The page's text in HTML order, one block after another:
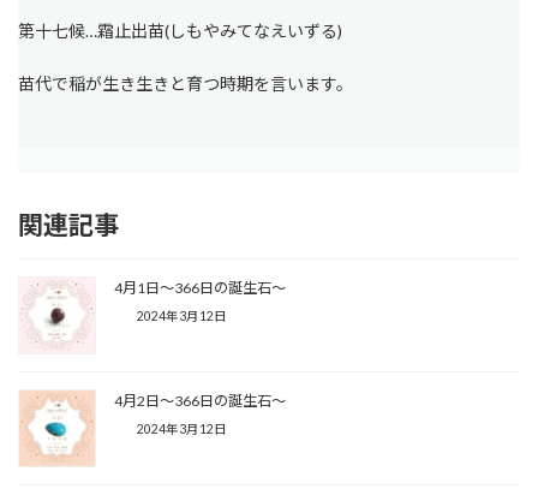
第十七候…霜止出苗(しもやみてなえいずる)
苗代で稲が生き生きと育つ時期を言います。
関連記事
4月1日〜366日の誕生石〜
2024年3月12日
4月2日〜366日の誕生石〜
2024年3月12日